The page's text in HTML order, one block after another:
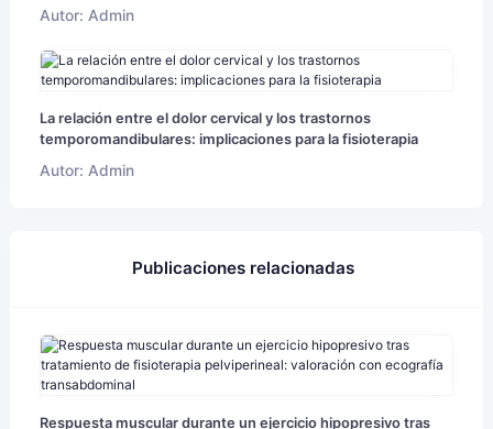
Autor: Admin
La relación entre el dolor cervical y los trastornos
temporomandibulares: implicaciones para la fisioterapia
Autor: Admin
Publicaciones relacionadas
Respuesta muscular durante un ejercicio hipopresivo tras